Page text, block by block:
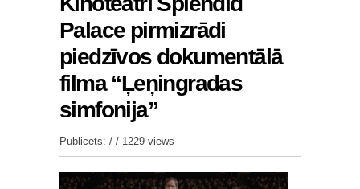
Palace pirmizrādi
piedzīvos dokumentālā
filma “Ļeņingradas
simfonija”
Publicēts: / / 1229 views